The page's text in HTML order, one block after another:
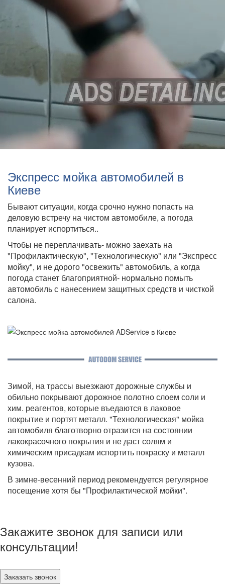
Экспресс мойка автомобилей в
Киеве
Бывают ситуации, когда срочно нужно попасть на
деловую встречу на чистом автомобиле, а погода
планирует испортиться..
Чтобы не переплачивать- можно заехать на
"Профилактическую", "Технологическую" или "Экспресс
мойку", и не дорого "освежить" автомобиль, а когда
погода станет благоприятной- нормально помыть
автомобиль с нанесением защитных средств и чисткой
салона.
Зимой, на трассы выезжают дорожные службы и
обильно покрывают дорожное полотно слоем соли и
хим. реагентов, которые въедаются в лаковое
покрытие и портят металл. "Технологическая" мойка
автомобиля благотворно отразится на состоянии
лакокрасочного покрытия и не даст солям и
химическим присадкам испортить покраску и металл
кузова.
В зимне-весенний период рекомендуется регулярное
посещение хотя бы "Профилактической мойки".
Закажите звонок для записи или
консультации!
Заказать звонок